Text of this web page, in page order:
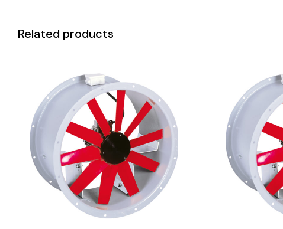
Related products
DETAILS